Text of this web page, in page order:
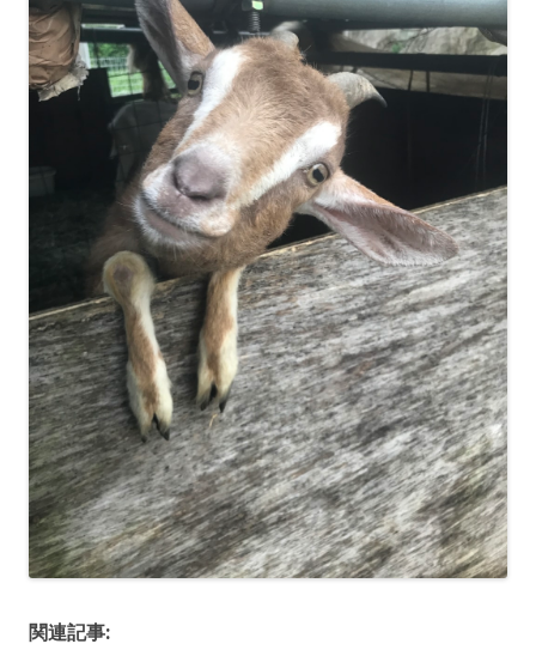
関連記事: